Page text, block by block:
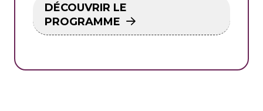
DÉCOUVRIR LE
PROGRAMME